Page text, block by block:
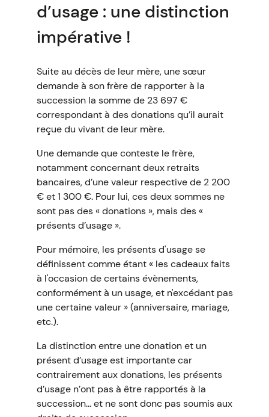
d’usage : une distinction
impérative !
Suite au décès de leur mère, une sœur
demande à son frère de rapporter à la
succession la somme de 23 697 €
correspondant à des donations qu’il aurait
reçue du vivant de leur mère.
Une demande que conteste le frère,
notamment concernant deux retraits
bancaires, d’une valeur respective de 2 200
€ et 1 300 €. Pour lui, ces deux sommes ne
sont pas des « donations », mais des «
présents d’usage ».
Pour mémoire, les présents d'usage se
définissent comme étant « les cadeaux faits
à l'occasion de certains évènements,
conformément à un usage, et n'excédant pas
une certaine valeur » (anniversaire, mariage,
etc.).
La distinction entre une donation et un
présent d’usage est importante car
contrairement aux donations, les présents
d’usage n’ont pas à être rapportés à la
succession... et ne sont donc pas soumis aux